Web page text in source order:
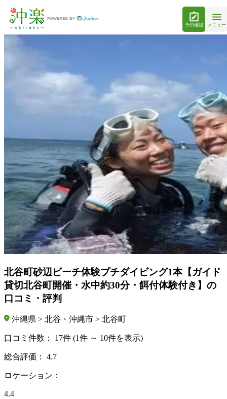
予約確認 メニュー
北谷町砂辺ビーチ体験プチダイビング1本【ガイド
貸切北谷町開催・水中約30分・餌付体験付き】の
口コミ・評判
沖縄県 > 北谷・沖縄市 > 北谷町
口コミ件数： 17件 (1件 ～ 10件を表示)
総合評価： 4.7
ロケーション：
4.4